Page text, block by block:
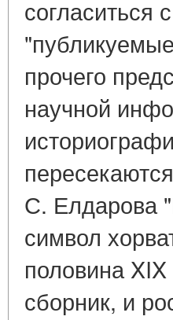
согласиться
прочего
научной
С. Елдарова
символ
половина
сборник, и